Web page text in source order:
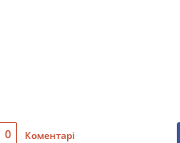
0 Коментарі